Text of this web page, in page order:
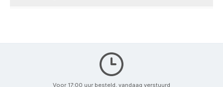
Voor 17:00 uur besteld, vandaag verstuurd